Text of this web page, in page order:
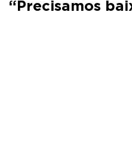
“Precisamos